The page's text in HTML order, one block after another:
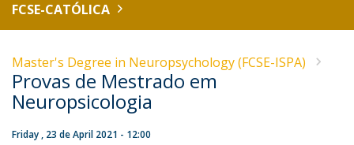
FCSE-CATÓLICA
Master's Degree in Neuropsychology (FCSE-ISPA)
Provas de Mestrado em
Neuropsicologia
Friday , 23 de April 2021 - 12:00